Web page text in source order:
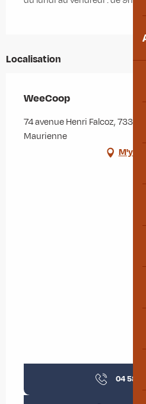
Localisation
WeeCoop
74 avenue Henri Falcoz, 73300
Maurienne
M'y
04 58